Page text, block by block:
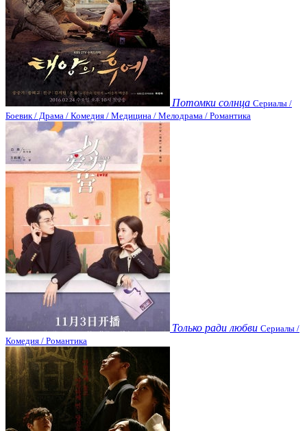
Потомки солнца Сериалы /
Боевик / Драма / Комедия / Медицина / Мелодрама / Романтика
Только ради любви Сериалы /
Комедия / Романтика